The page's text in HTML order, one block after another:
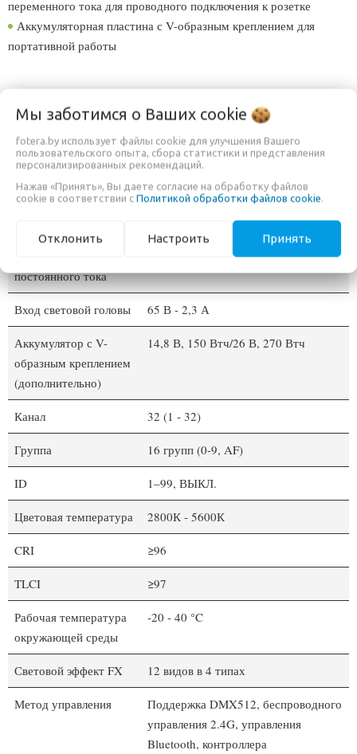
переменного тока для проводного подключения к розетке
Аккумуляторная пластина с V-образным креплением для
портативной работы
ТЕХНИЧЕСКИЕ ХАРАКТЕРИСТИКИ
Мощность Макс. 160 Вт
Потребляемая
мощность
AC100-240В - 50/60Гц
постоянного тока
48 В постоянного тока
Вход световой головы 65 В - 2,3 А
Аккумулятор с V-
образным креплением
(дополнительно)
14,8 В, 150 Втч/26 В, 270 Втч
Канал 32 (1 - 32)
Группа 16 групп (0-9, AF)
ID 1–99, ВЫКЛ.
Цветовая температура 2800К - 5600К
CRI ≥96
TLCI ≥97
Рабочая температура
окружающей среды
-20 - 40 °C
Световой эффект FX 12 видов в 4 типах
Метод управления
Поддержка DMX512, беспроводного
управления 2.4G, управления
Bluetooth, контроллера
Мы заботимся о Ваших cookie
fotera.by использует файлы cookie для улучшения Вашего
пользовательского опыта, сбора статистики и представления
персонализированных рекомендаций.
Нажав «Принять», Вы даете согласие на обработку файлов
cookie в соответствии с Политикой обработки файлов cookie.
Отклонить Настроить Принять